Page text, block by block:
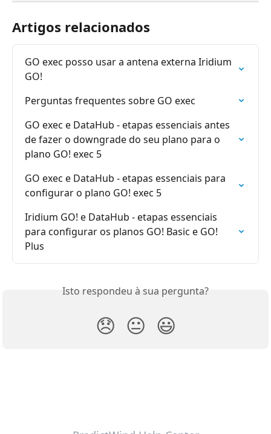
Artigos relacionados
GO exec posso usar a antena externa Iridium
GO!
Perguntas frequentes sobre GO exec
GO exec e DataHub - etapas essenciais antes
de fazer o downgrade do seu plano para o
plano GO! exec 5
GO exec e DataHub - etapas essenciais para
configurar o plano GO! exec 5
Iridium GO! e DataHub - etapas essenciais
para configurar os planos GO! Basic e GO!
Plus
Isto respondeu à sua pergunta?
😞 😐 😃